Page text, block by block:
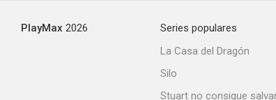
PlayMax 2026
Series populares
La Casa del Dragón
Silo